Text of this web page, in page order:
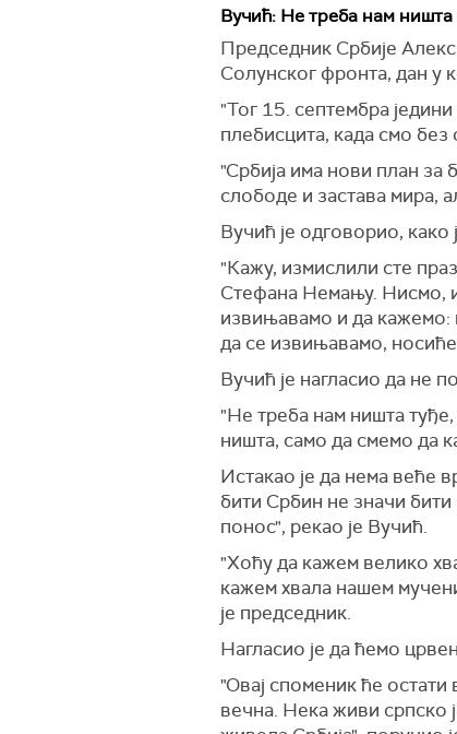
Вучић: Не треба нам ништа
Председник Србије
Солунског фронта, дан у
"Тог 15. септембра једини
плебисцита, када смо
"Србија има нови план за
слободе и застава мира,
Вучић је одговорио, како
"Кажу, измислили сте
Стефана Немању. Нисмо,
извињавамо и да кажемо:
да се извињавамо,
Вучић је нагласио да не
"Не треба нам ништа
ништа, само да смемо да
Истакао је да нема веће
бити Србин не значи
понос", рекао је Вучић.
"Хоћу да кажем велико
кажем хвала нашем
је председник.
Нагласио је да ћемо
"Овај споменик ће
вечна. Нека живи српско